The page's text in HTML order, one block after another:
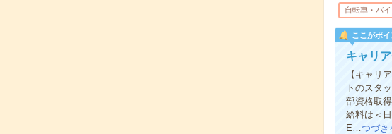
自転車・バ
ここがポイ
キャリ
【キャリ
トのスタ
部資格取
給料は＜
E… つづき